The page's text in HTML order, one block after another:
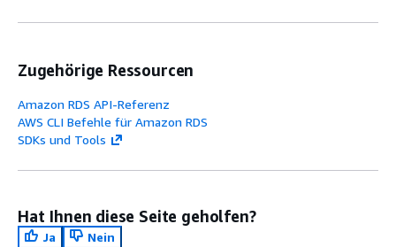
Zugehörige Ressourcen
Amazon RDS API-Referenz
AWS CLI Befehle für Amazon RDS
SDKs und Tools
Hat Ihnen diese Seite geholfen?
Ja
Nein